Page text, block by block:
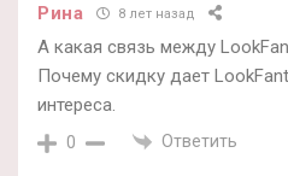
Рина 8 лет назад
А какая связь между
Почему скидку дает
интереса.
0 Ответить